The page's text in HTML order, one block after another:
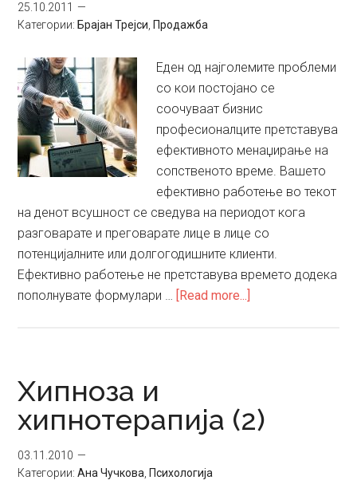
25.10.2011
Категории: Брајан Трејси Продажба
Еден од најголемите проблеми
со кои постојано се
соочуваат бизнис
професионалците претставува
ефективното менаџирање на
сопственото време. Вашето
ефективно работење во текот
на денот всушност се сведува на периодот кога
разговарате и преговарате лице в лице со
потенцијалните или долгогодишните клиенти.
Ефективно работење не претставува времето додека
пополнувате формулари … [Read more...]
Хипноза и
хипнотерапија (2)
03.11.2010
Категории:Ана Чучкова Психологија